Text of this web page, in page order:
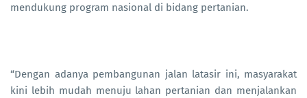
mendukung program nasional di bidang pertanian.
“Dengan adanya pembangunan jalan latasir ini, masyarakat
kini lebih mudah menuju lahan pertanian dan menjalankan